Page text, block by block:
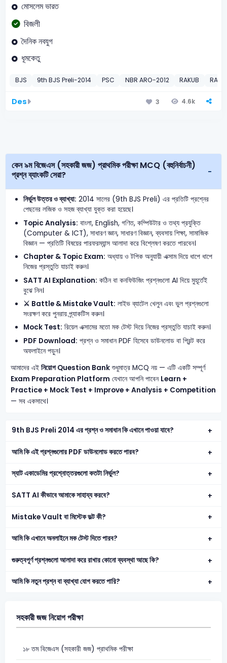
মোসলেম ভারত
বিজলী
দৈনিক নবযুগ
ধূমকেতু
BJS 9th BJS Preli-2014 PSC NBR ARO-2012 RAKUB
Des 3 4.6k
কেন ৯ম বিজেএস (সহকারী জজ) প্রাথমিক পরীক্ষা MCQ (বহুনির্বাচনী)
প্রশ্ন ব্যাংকটি সেরা?
নির্ভুল উত্তর ও ব্যাখ্যা: 2014 সালের (9th BJS Preli) এর প্রতিটি প্রশ্নের
পেছনের লজিক ও সহজ ব্যাখ্যা যুক্ত করা হয়েছে।
Topic Analysis: বাংলা, English, গণিত, কম্পিউটার ও তথ্য প্রযুক্তি
(Computer & ICT), সাধারণ জ্ঞান, সাধারণ বিজ্ঞান, ব্যবসায় শিক্ষা, সামাজিক
বিজ্ঞান — প্রতিটি বিষয়ের পারফরম্যান্স আলাদা করে বিশ্লেষণ করতে পারবেন।
Chapter & Topic Exam: অধ্যায় ও টপিক অনুযায়ী এক্সাম দিয়ে ধাপে ধাপে
নিজের প্রস্তুতি যাচাই করুন।
SATT AI Explanation: কঠিন বা কনফিউজিং প্রশ্নগুলো AI দিয়ে মুহূর্তেই
বুঝে নিন।
⚔️ Battle & Mistake Vault: লাইভ ব্যাটেল খেলুন এবং ভুল প্রশ্নগুলো
সংরক্ষণ করে পুনরায় প্র্যাকটিস করুন।
Mock Test: রিয়েল এক্সামের মতো মক টেস্ট দিয়ে নিজের প্রস্তুতি যাচাই করুন।
PDF Download: প্রশ্ন ও সমাধান PDF হিসেবে ডাউনলোড বা প্রিন্ট করে
অফলাইনে পড়ুন।
আমাদের এই নিয়োগ Question Bankশুধুমাত্র MCQ নয় — এটি একটি সম্পূর্ণ
Exam Preparation Platform যেখানে আপনি পাবেন Learn +
Practice + Mock Test + Improve + Analysis + Competition
— সব একসাথে।
9th BJS Preli 2014 এর প্রশ্ন ও সমাধান কি এখানে পাওয়া যাবে?
আমি কি এই প্রশ্নগুলোর PDF ডাউনলোড করতে পারব?
স্যাট একাডেমির প্রশ্নোত্তরগুলো কতটা নির্ভুল?
SATT AI কীভাবে আমাকে সাহায্য করবে?
Mistake Vault বা মিস্টেক ভল্ট কী?
আমি কি এখানে অনলাইনে মক টেস্ট দিতে পারব?
গুরুত্বপূর্ণ প্রশ্নগুলো আলাদা করে রাখার কোনো ব্যবস্থা আছে কি?
আমি কি নতুন প্রশ্ন বা ব্যাখ্যা যোগ করতে পারি?
সহকারী জজ নিয়োগ পরীক্ষা
১৮ তম বিজেএস (সহকারী জজ) প্রাথমিক পরীক্ষা